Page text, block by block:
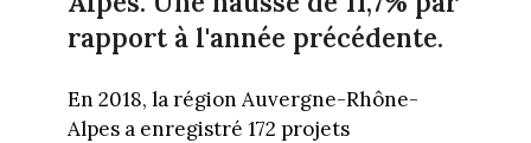
rapport à l'année précédente.
En 2018, la région Auvergne-Rhône-
Alpes a enregistré 172 projets